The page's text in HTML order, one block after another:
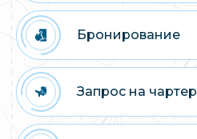
Бронирование
Запрос на чартер